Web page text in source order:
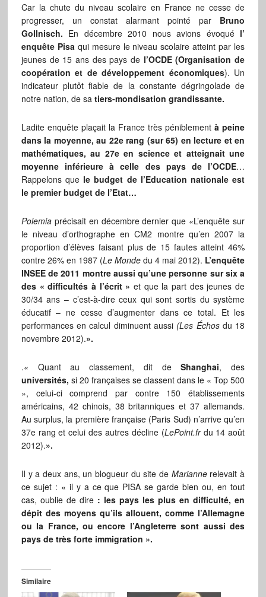
Car la chute du niveau scolaire en France ne cesse de
progresser, un constat alarmant pointé par Bruno
Gollnisch. En décembre 2010 nous avions évoqué l’
enquête Pisa qui mesure le niveau scolaire atteint par les
jeunes de 15 ans des pays de l’OCDE (Organisation de
coopération et de développement économiques). Un
indicateur plutôt fiable de la constante dégringolade de
notre nation, de sa tiers-mondisation grandissante.
Ladite enquête plaçait la France très péniblement à peine
dans la moyenne, au 22e rang (sur 65) en lecture et en
mathématiques, au 27e en science et atteignait une
moyenne inférieure à celle des pays de l’OCDE…
Rappelons que le budget de l’Education nationale est
le premier budget de l’Etat…
Polemiaprécisait en décembre dernier que «L’enquête sur
le niveau d’orthographe en CM2 montre qu’en 2007 la
proportion d’élèves faisant plus de 15 fautes atteint 46%
contre 26% en 1987 (Le Monde du 4 mai 2012). L’enquête
INSEE de 2011 montre aussi qu’une personne sur six a
des « difficultés à l’écrit » et que la part des jeunes de
30/34 ans – c’est-à-dire ceux qui sont sortis du système
éducatif – ne cesse d’augmenter dans ce total. Et les
performances en calcul diminuent aussi (Les Échosdu 18
novembre 2012).».
.« Quant au classement, dit deShanghai, des
universités, si 20 françaises se classent dans le « Top 500
», celui-ci comprend par contre 150 établissements
américains, 42 chinois, 38 britanniques et 37 allemands.
Au surplus, la première française (Paris Sud) n’arrive qu’en
37e rang et celui des autres décline (LePoint.frdu 14 août
2012).».
Il y a deux ans, un blogueur du site de Mariannerelevait à
ce sujet : « il y a ce que PISA se garde bien ou, en tout
cas, oublie de dire: les pays les plus en difficulté, en
dépit des moyens qu’ils allouent, comme l’Allemagne
ou la France, ou encore l’Angleterre sont aussi des
pays de très forte immigration ».
Similaire